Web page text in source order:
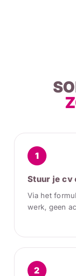
1
Stuur je cv
Via het
werk, geen
2